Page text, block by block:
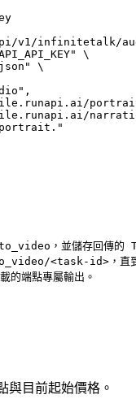
v1/infinitetalk/
\
\
，並儲存回傳的
<task-id>，直到
端點專屬輸出。
與目前起始價格。